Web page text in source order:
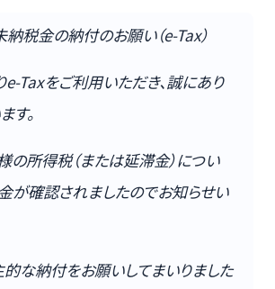
納税金の納付のお願い（e-Tax）
Taxをご利用いただき、誠にあり
す。
の所得税（または延滞金）につい
が確認されましたのでお知らせい
な納付をお願いしてまいりました